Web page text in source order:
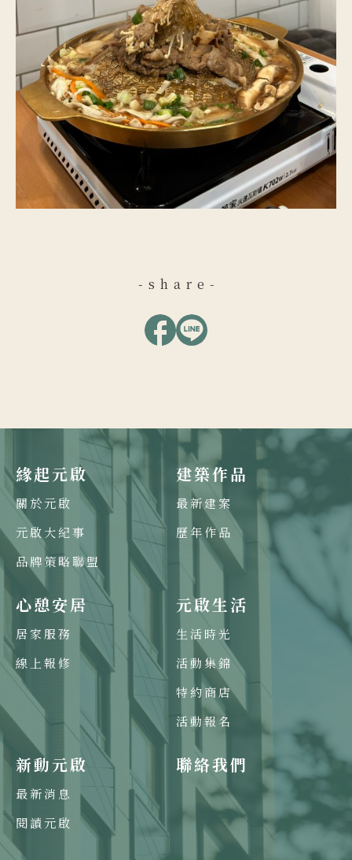
-share-
緣起元啟
關於元啟
元啟大紀事
品牌策略聯盟
建築作品
最新建案
歷年作品
心憩安居
居家服務
線上報修
元啟生活
生活時光
活動集錦
特約商店
活動報名
新動元啟
最新消息
閱讀元啟
聯絡我們